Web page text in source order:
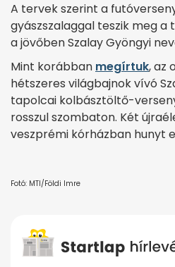
A tervek szerint a
gyászszalaggal teszik meg
a jövőben Szalay Gyöngyi
Mint korábban megírtuk, az
hétszeres világbajnok vívó
tapolcai kolbásztöltő-
rosszul szombaton. Két
veszprémi kórházban hunyt
Fotó: MTI/Földi Imre